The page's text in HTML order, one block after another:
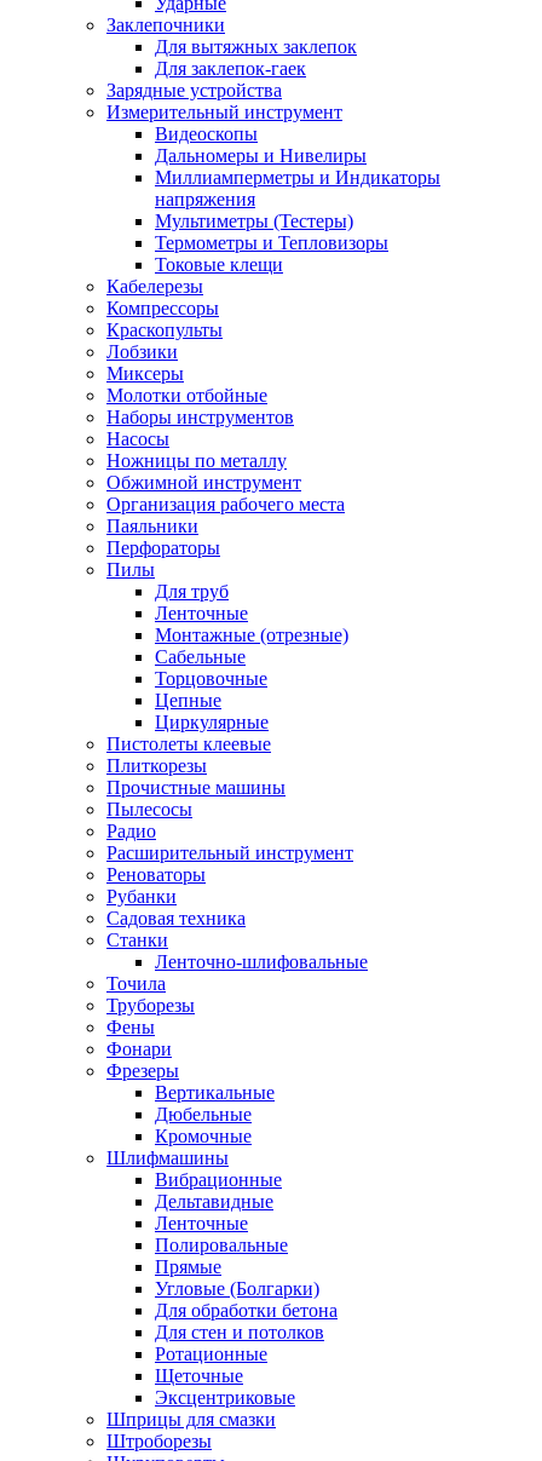
Заклепочники
Для вытяжных заклепок
Для заклепок-гаек
Зарядные устройства
Измерительный инструмент
Видеоскопы
Дальномеры и Нивелиры
Миллиамперметры и Индикаторы
напряжения
Мультиметры (Тестеры)
Термометры и Тепловизоры
Токовые клещи
Кабелерезы
Компрессоры
Краскопульты
Лобзики
Миксеры
Молотки отбойные
Наборы инструментов
Насосы
Ножницы по металлу
Обжимной инструмент
Организация рабочего места
Паяльники
Перфораторы
Пилы
Для труб
Ленточные
Монтажные (отрезные)
Сабельные
Торцовочные
Цепные
Циркулярные
Пистолеты клеевые
Плиткорезы
Прочистные машины
Пылесосы
Радио
Расширительный инструмент
Реноваторы
Рубанки
Садовая техника
Станки
Ленточно-шлифовальные
Точила
Труборезы
Фены
Фонари
Фрезеры
Вертикальные
Дюбельные
Кромочные
Шлифмашины
Вибрационные
Дельтавидные
Ленточные
Полировальные
Прямые
Угловые (Болгарки)
Для обработки бетона
Для стен и потолков
Ротационные
Щеточные
Эксцентриковые
Шприцы для смазки
Штроборезы